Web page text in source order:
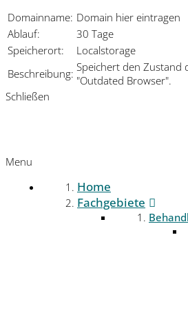
Domainname: Domain hier eintragen
Ablauf:
30 Tage
Speicherort:
Localstorage
Beschreibung: Speichert den Zustand
"Outdated Browser".
Schließen
Menu
Home
Fachgebiete